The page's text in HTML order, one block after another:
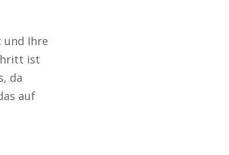
und Ihre
ist
da
auf